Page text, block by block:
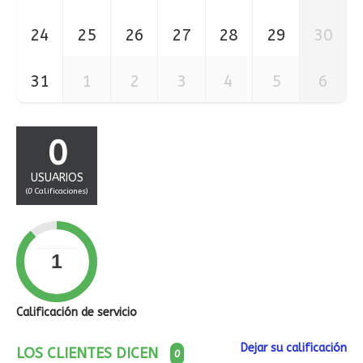
24 25 26 27 28 29 30
31 1 2 3 4 5 6
0
USUARIOS
(0 Calificaciones)
Calificación de servicio
LOS CLIENTES DICEN 0 Dejar su calificación